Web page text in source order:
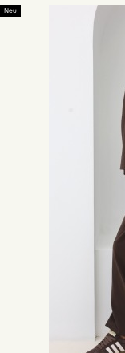
Keine Zeit mehr damit
kombinieren, ohne vom
speziell für Sie
Die Wahl Ihrer
ohne Beschwerden
fühlen, ist eines der
es kann aufgrund der
Die Sportset-Kollektion
die Sicherheit Ihrer
sehr schnell
Sport-Sets bestehen
Vorliebe haben Sie die
Set und einem
Sport-Set bestehend
viele andere
Sport-Sets für
für einen
Die Sportsets passen
Sitzungen, aber auch
Sportswear-Outfits, die
zum Beispiel für Ihre
bequem, dass Sie sie
Neu